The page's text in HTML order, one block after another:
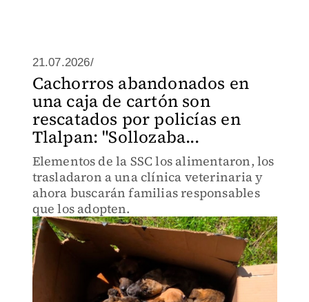
21.07.2026/
Cachorros abandonados en
una caja de cartón son
rescatados por policías en
Tlalpan: "Sollozaba...
Elementos de la SSC los alimentaron, los
trasladaron a una clínica veterinaria y
ahora buscarán familias responsables
que los adopten.